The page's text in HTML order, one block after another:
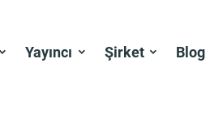
Yayıncı Şirket Blog